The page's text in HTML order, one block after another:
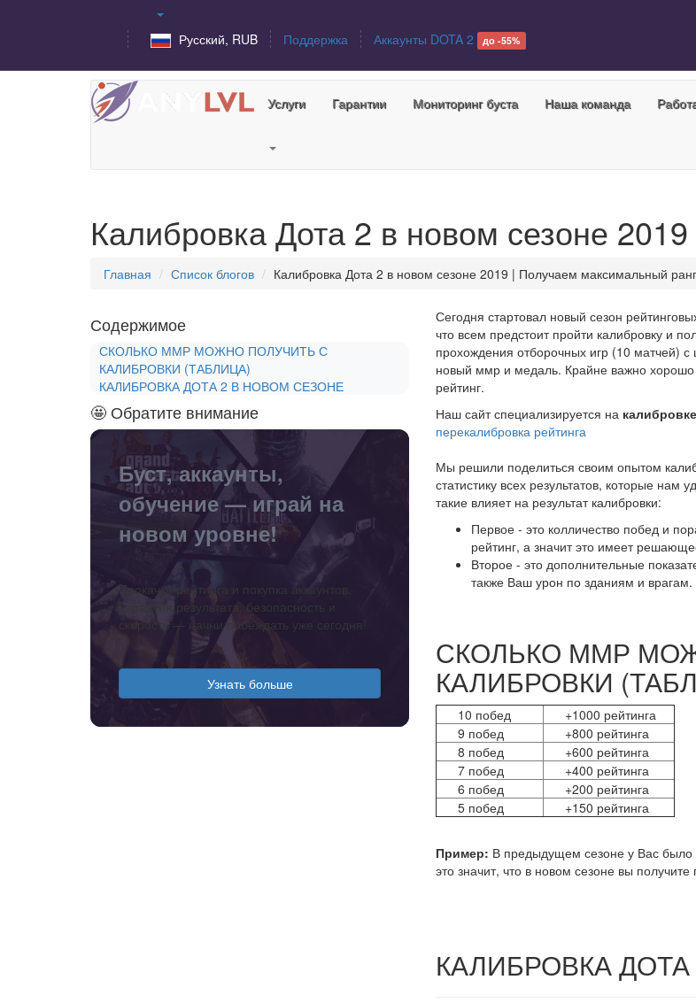
Русский, RUB Поддержка Аккаунты DOTA 2 до -55%
Услуги Гарантии Мониторинг буста Наша команда
Калибровка Дота 2 в новом сезоне 2019
Главная Список блогов Калибровка Дота 2 в новом сезоне 2019 | Получаем максимальный ранг
Сегодня стартовал новый сезон
что всем предстоит пройти калибровку и
прохождения отборочных игр (10 матчей) с
новый ммр и медаль. Крайне важно хорошо
рейтинг.
Наш сайт специализируется на
перекалибровка рейтинга
Мы решили поделиться своим опытом
статистику всех результатов, которые
такие влияет на результат калибровки:
Первое - это колличество побед и
рейтинг, а значит это имеет
Второе - это дополнительные
также Ваш урон по зданиям и врагам.
СКОЛЬКО ММР
КАЛИБРОВКИ
10 побед
+1000 рейтинга
9 побед
+800 рейтинга
8 побед
+600 рейтинга
7 побед
+400 рейтинга
6 побед
+200 рейтинга
5 побед
+150 рейтинга
Пример: В предыдущем сезоне у Вас было
это значит, что в новом сезоне вы
КАЛИБРОВКА
Содержимое
СКОЛЬКО ММР МОЖНО ПОЛУЧИТЬ С
КАЛИБРОВКИ (ТАБЛИЦА)
КАЛИБРОВКА ДОТА 2 В НОВОМ СЕЗОНЕ
🤩 Обратите внимание
Буст, аккаунты,
обучение — играй на
новом уровне!
Прокачка рейтинга и покупка аккаунтов.
Гарантия результата, безопасность и
скорость — начни побеждать уже сегодня!
Узнать больше